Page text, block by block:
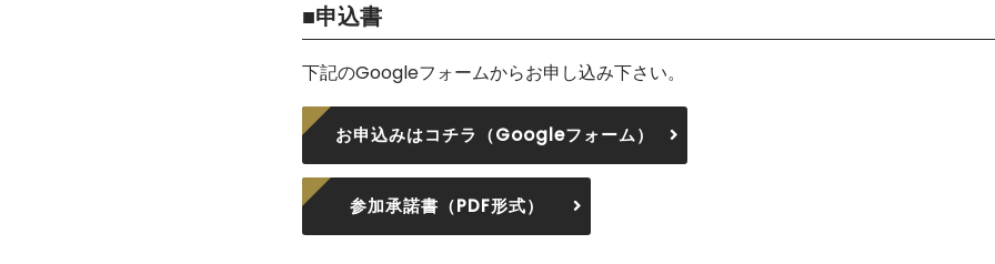
■申込書
下記のGoogleフォームからお申し込み下さい。
お申込みはコチラ（Googleフォーム）
参加承諾書（PDF形式）